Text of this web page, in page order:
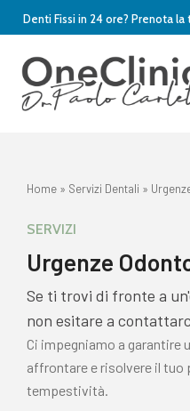
Denti Fissi in 24 ore? Prenota
Home » Servizi Dentali »
SERVIZI
Urgenze
Se ti trovi di fronte a
non esitare a
Ci impegniamo a garantire
affrontare e risolvere il tuo
tempestività.